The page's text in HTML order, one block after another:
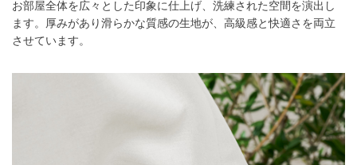
お部屋全体を広々とした印象に仕上げ、洗練された空間を演出し
ます。厚みがあり滑らかな質感の生地が、高級感と快適さを両立
させています。